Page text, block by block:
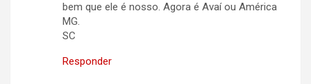
bem que ele é nosso. Agora é Avaí ou América
MG.
SC
Responder